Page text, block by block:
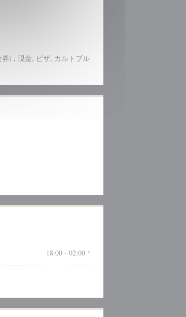
) , 現金, ビザ, カルトブル
18:00 - 02:00 *